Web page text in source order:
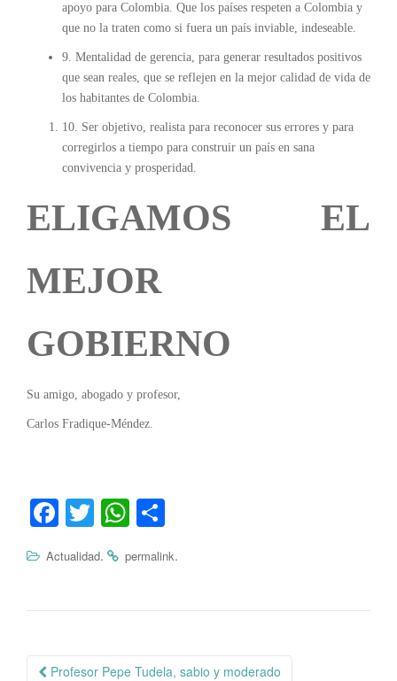
apoyo para Colombia. Que los países respeten a Colombia y
que no la traten como si fuera un país inviable, indeseable.
9. Mentalidad de gerencia, para generar resultados positivos
que sean reales, que se reflejen en la mejor calidad de vida de
los habitantes de Colombia.
10. Ser objetivo, realista para reconocer sus errores y para
corregirlos a tiempo para construir un país en sana
convivencia y prosperidad.
ELIGAMOS EL
MEJOR
GOBIERNO
Su amigo, abogado y profesor,
Carlos Fradique-Méndez.
Fa
bo
T
tte
W
ts
m
Actualidad. permalink.
Navegación
Profesor Pepe Tudela, sabio y moderado